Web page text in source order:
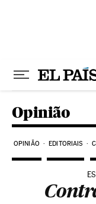
Opinião
OPINIÃO EDITORIAIS